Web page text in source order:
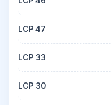
LCP 47
LCP 33
LCP 30